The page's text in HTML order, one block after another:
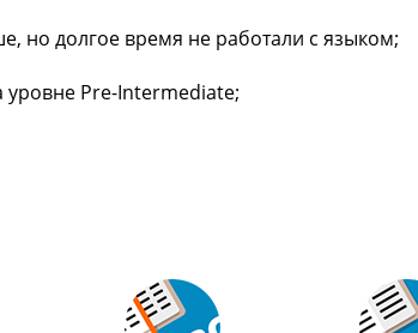
но долгое время не работали с языком;
уровне Pre-Intermediate;